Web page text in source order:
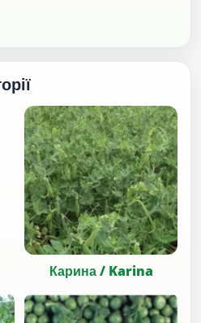
Карина / Karina